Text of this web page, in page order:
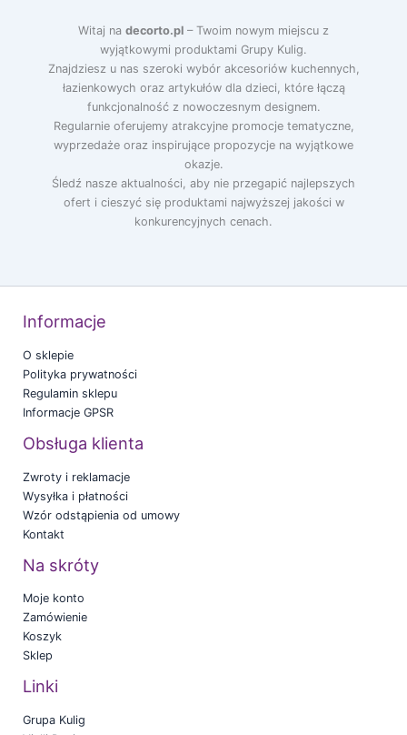
Witaj na decorto.pl – Twoim nowym miejscu z
wyjątkowymi produktami Grupy Kulig.
Znajdziesz u nas szeroki wybór akcesoriów kuchennych,
łazienkowych oraz artykułów dla dzieci, które łączą
funkcjonalność z nowoczesnym designem.
Regularnie oferujemy atrakcyjne promocje tematyczne,
wyprzedaże oraz inspirujące propozycje na wyjątkowe
okazje.
Śledź nasze aktualności, aby nie przegapić najlepszych
ofert i cieszyć się produktami najwyższej jakości w
konkurencyjnych cenach.
Informacje
O sklepie
Polityka prywatności
Regulamin sklepu
Informacje GPSR
Obsługa klienta
Zwroty i reklamacje
Wysyłka i płatności
Wzór odstąpienia od umowy
Kontakt
Na skróty
Moje konto
Zamówienie
Koszyk
Sklep
Linki
Grupa Kulig